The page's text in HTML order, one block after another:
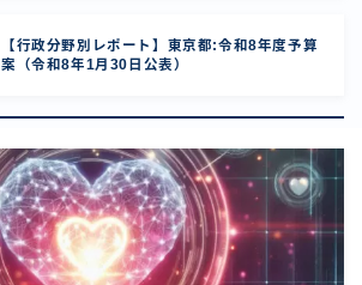
【行政分野別レポート】東京都:令和8年度予算
案（令和8年1月30日公表）